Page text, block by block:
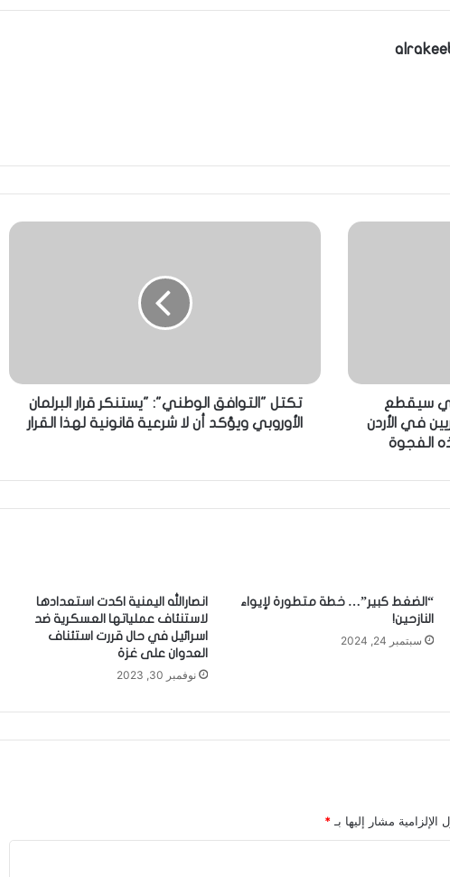
سيقطع
في الأردن
الفجوة
تكتل "التوافق الوطني": "يستنكر قرار البرلمان
الأوروبي ويؤكد أن لا شرعية قانونية لهذا القرار
“الضغط كبير”… خطة متطورة لإيواء
النازحين!
سبتمبر 24, 2024
انصارالله اليمنية اكدت استعدادها
لاستنئاف عملياتها العسكرية ضد
اسرائيل في حال قررت استئناف
العدوان على غزة
نوفمبر 30, 2023
الإلزامية مشار إليها بـ *